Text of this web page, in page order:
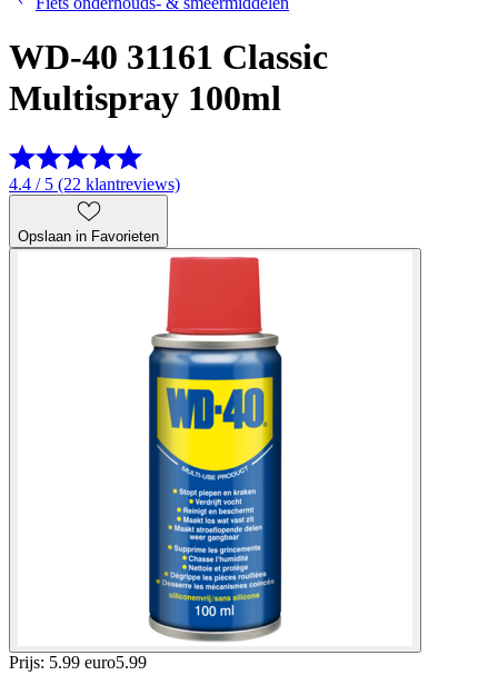
WD-40 31161 Classic
Multispray 100ml
4.4 / 5 (22 klantreviews)
Opslaan in Favorieten
Prijs: 5.99 euro5.99